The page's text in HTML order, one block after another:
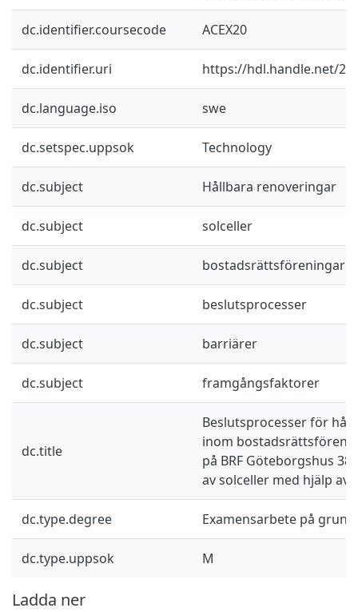
dc.identifier.coursecode ACEX20
dc.identifier.uri https://hdl.handle.net/
dc.language.iso swe
dc.setspec.uppsok Technology
dc.subject Hållbara renoveringar
dc.subject solceller
dc.subject bostadsrättsföreningar
dc.subject beslutsprocesser
dc.subject barriärer
dc.subject framgångsfaktorer
dc.title
Beslutsprocesser för
inom
på BRF Göteborgshus
av solceller med hjälp av
dc.type.degree Examensarbete på
dc.type.uppsok M
Ladda ner